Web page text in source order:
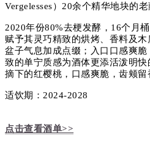
Vergelesses）20余个精华地块的老
2020年份80%去梗发酵，16个月
赋予其灵巧精致的烘烤、香料及
盆子气息加成点缀；入口口感爽
致的单宁质感为酒体更添活泼明
摘下的红樱桃，口感爽脆，齿颊留
适饮期：2024-2028
点击查看酒单>>